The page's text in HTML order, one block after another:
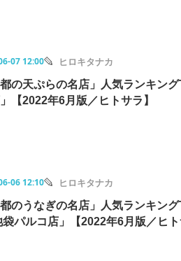
07 12:00 ヒロキタナカ
都の天ぷらの名店」人気ランキン
【2022年6月版／ヒトサラ】
06 12:10 ヒロキタナカ
都のうなぎの名店」人気ランキン
パルコ店」【2022年6月版／ヒト